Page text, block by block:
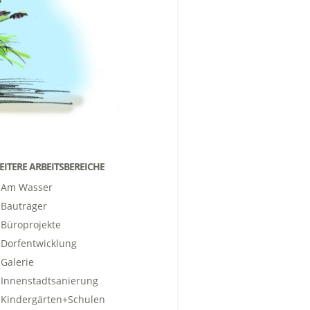
ARBEITSBEREICHE
Am Wasser
Bauträger
Büroprojekte
Dorfentwicklung
Galerie
Innenstadtsanierung
Kindergärten+Schulen